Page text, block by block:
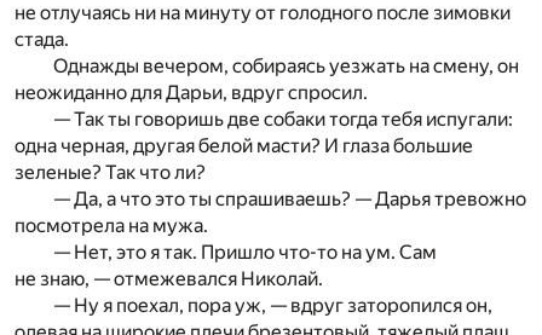
не отлучаясь ни на минуту от голодного после зимовки
стада.
Однажды вечером, собираясь уезжать на смену, он
неожиданно для Дарьи, вдруг спросил.
— Так ты говоришь две собаки тогда тебя испугали:
одна черная, другая белой масти? И глаза большие
зеленые? Так что ли?
— Да, а что это ты спрашиваешь? — Дарья тревожно
посмотрела на мужа.
— Нет, это я так. Пришло что-то на ум. Сам
не знаю, — отмежевался Николай.
— Ну я поехал, пора уж, — вдруг заторопился он,